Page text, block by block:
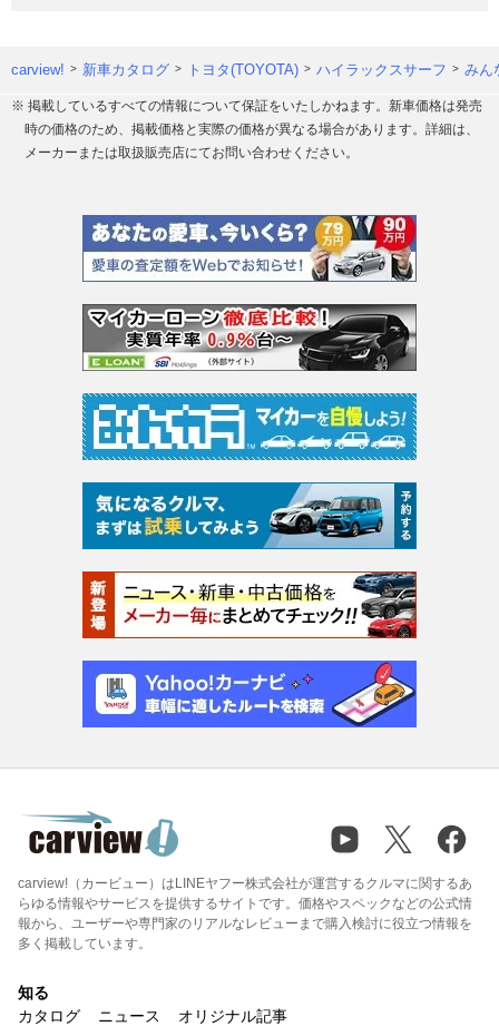
carview! 新車カタログ トヨタ(TOYOTA) ハイラックスサーフ みん
※ 掲載しているすべての情報について保証をいたしかねます。新車価格は発売
時の価格のため、掲載価格と実際の価格が異なる場合があります。詳細は、
メーカーまたは取扱販売店にてお問い合わせください。
carview!（カービュー）はLINEヤフー株式会社が運営するクルマに関するあ
らゆる情報やサービスを提供するサイトです。価格やスペックなどの公式情
報から、ユーザーや専門家のリアルなレビューまで購入検討に役立つ情報を
多く掲載しています。
知る
カタログ
ニュース オリジナル記事